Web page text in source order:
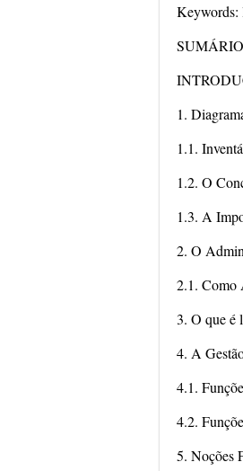
Keywords:
SUMÁRIO
1.
1.1.
1.2. O
1.3. A
2. O
2.1. Como
3. O que é
4. A
4.1.
4.2.
5. Noções